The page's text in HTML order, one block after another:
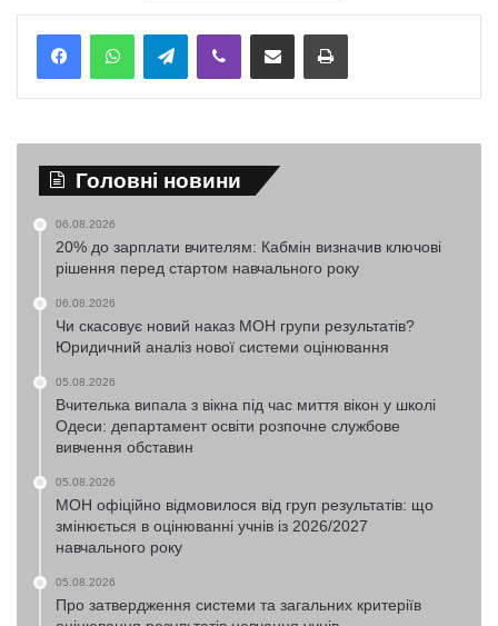
TelegramViber Надіслати електронною поштоюНадрукувати
Головні новини
06.08.2026
20% до зарплати вчителям: Кабмін визначив ключові
рішення перед стартом навчального року
06.08.2026
Чи скасовує новий наказ МОН групи результатів?
Юридичний аналіз нової системи оцінювання
05.08.2026
Вчителька випала з вікна під час миття вікон у школі
Одеси: департамент освіти розпочне службове
вивчення обставин
05.08.2026
МОН офіційно відмовилося від груп результатів: що
змінюється в оцінюванні учнів із 2026/2027
навчального року
05.08.2026
Про затвердження системи та загальних критеріїв